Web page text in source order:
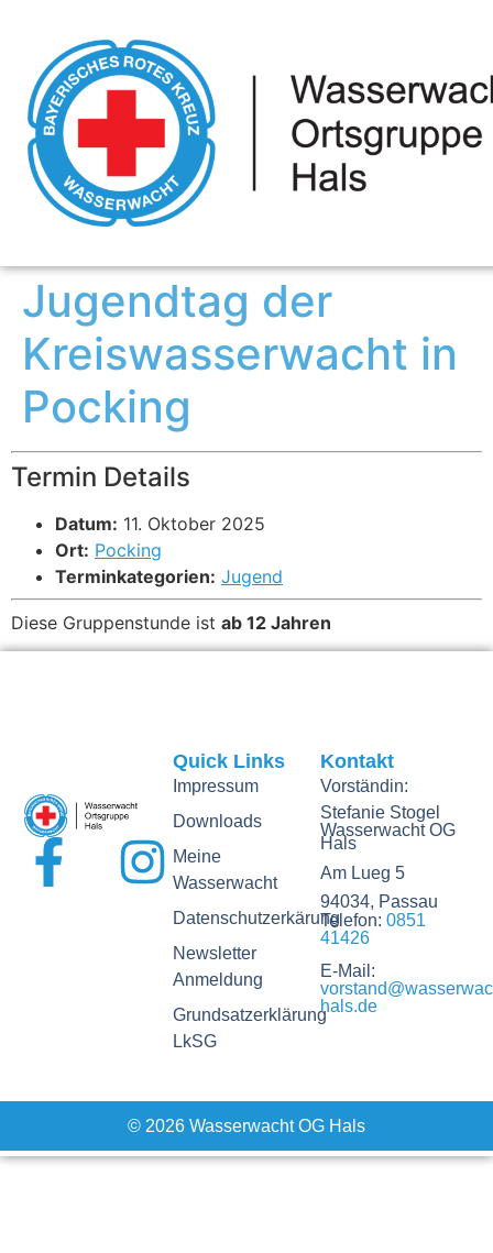
Jugendtag der
Kreiswasserwacht in
Pocking
Termin Details
Datum: 11. Oktober 2025
Ort: Pocking
Terminkategorien: Jugend
Diese Gruppenstunde ist ab 12 Jahren
Quick Links
Impressum
Downloads
Meine
Wasserwacht
Datenschutzerkärung
Newsletter
Anmeldung
Grundsatzerklärung
LkSG
Kontakt
Vorständin:
Stefanie Stogel
Wasserwacht OG
Hals
Am Lueg 5
94034, Passau
Telefon:0851
41426
E-Mail:
hals.de
© 2026 Wasserwacht OG Hals